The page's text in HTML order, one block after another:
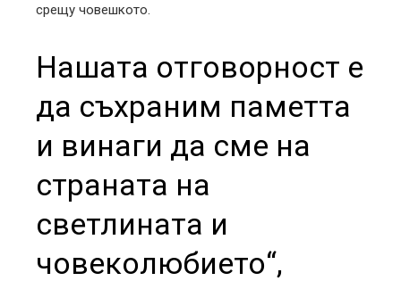
срещу човешкото.
Нашата отговорност е
да съхраним паметта
и винаги да сме на
страната на
светлината и
човеколюбието“,